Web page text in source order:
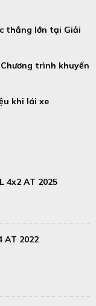
thắng lớn tại Giải
trình khuyến
khi lái xe
4x2 AT 2025
AT 2022